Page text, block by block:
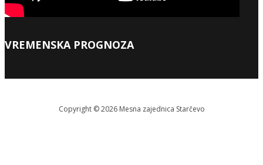
VREMENSKA PROGNOZA
Copyright © 2026 Меsna zajednica Starčevo